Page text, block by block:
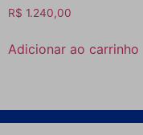
R$ 1.240,00
Adicionar ao carrinho